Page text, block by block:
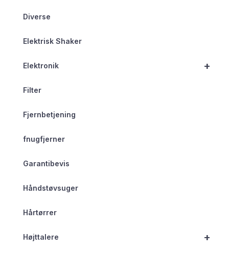
Diverse
Elektrisk Shaker
+
Elektronik
Filter
Fjernbetjening
fnugfjerner
Garantibevis
Håndstøvsuger
Hårtørrer
+
Højttalere